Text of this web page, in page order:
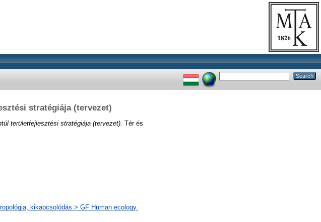
stratégiája (tervezet)
területfejlesztési stratégiája (tervezet). Tér és
kikapcsolódás > GF Human ecology.